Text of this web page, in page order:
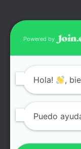
Powered by
Hola! ,
Puedo